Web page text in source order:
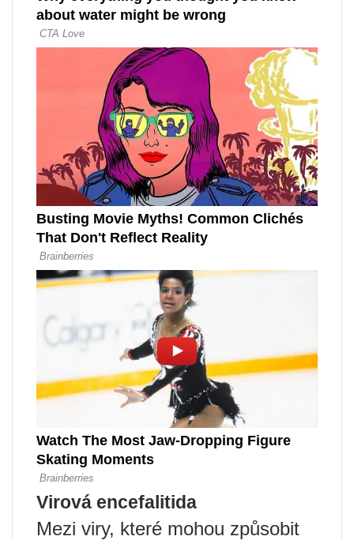
Virová encefalitida
Mezi viry, které mohou způsobit